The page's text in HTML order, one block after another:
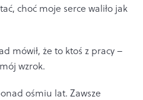
choć moje serce waliło jak
mówił, że to ktoś z pracy –
wzrok.
ośmiu lat. Zawsze